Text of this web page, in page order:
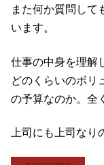
また何か質問して
います。
仕事の中身を理解
どのくらいのボリ
の予算なのか。全
上司にも上司なり